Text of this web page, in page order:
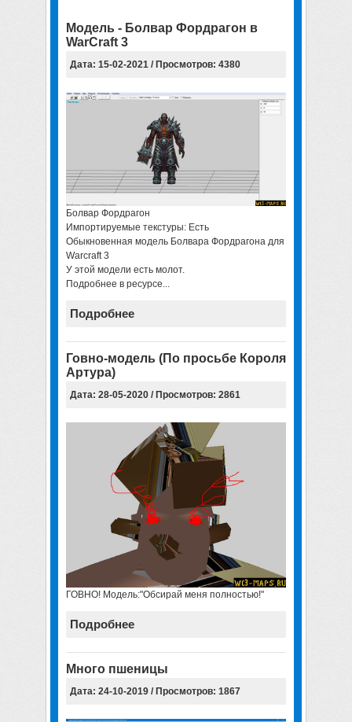
Модель - Болвар Фордрагон в
WarCraft 3
Дата: 15-02-2021 / Просмотров: 4380
Болвар Фордрагон
Импортируемые текстуры: Есть
Обыкновенная модель Болвара Фордрагона для
Warcraft 3
У этой модели есть молот.
Подробнее в ресурсе...
Подробнее
Говно-модель (По просьбе Короля
Артура)
Дата: 28-05-2020 / Просмотров: 2861
ГОВНО! Модель:"Обсирай меня полностью!"
Подробнее
Много пшеницы
Дата: 24-10-2019 / Просмотров: 1867